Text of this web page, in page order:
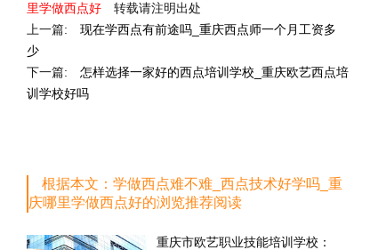
里学做西点好
转载请注明出处
上一篇:
现在学西点有前途吗_重庆西点师一个月工资多
少
下一篇:
怎样选择一家好的西点培训学校_重庆欧艺西点培
训学校好吗
根据本文：学做西点难不难_西点技术好学吗_重
庆哪里学做西点好的浏览推荐阅读
重庆市欧艺职业技能培训学校：